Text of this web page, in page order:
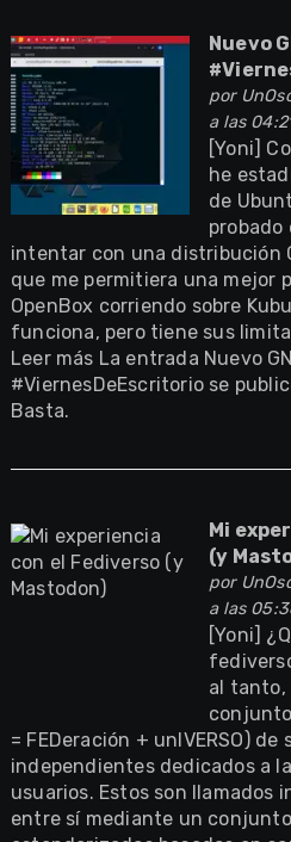
Nuevo
por
a las
[Yoni]
he
de
probado
intentar con una distribución
que me permitiera una mejor
OpenBox corriendo sobre
funciona, pero tiene sus
Leer más La entrada Nuevo
#ViernesDeEscritorio se
Basta.
Mi
(y
por
a las
[Yoni]
al tanto,
= FEDeración + unIVERSO) de
independientes dedicados a
usuarios. Estos son llamados
entre sí mediante un